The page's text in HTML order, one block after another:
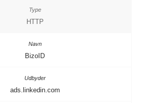
HTTP
BizoID
ads.linkedin.com